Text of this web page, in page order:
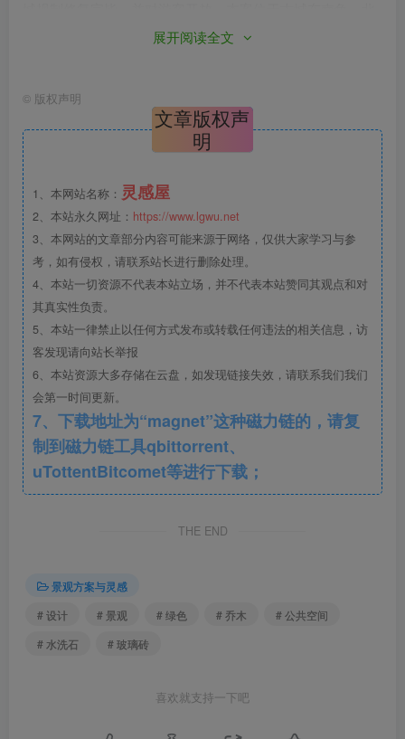
邻和阳街，南邻仓门街，西邻李怀角街，东邻东门大巷。挖
次设计的挑战，也激发出团队敏锐的觉知和历史责任感——
让古老的街区活过来。如何让古城重新生机勃勃，人群络绎
不绝？从城市保护与更新入手，站在传统的河流里顺接自然
而然的现代生活方式，才能复活历史街区悠久的文化生活。
项目初始需要慎重看待保留与改变的关系，在进行系统性的
思考后，我们希望从流线系统，风貌修复系统，文化节点系
统，自然系统四个方便解决这一复杂问题。
厚重的文化沉淀及市井生活氛围是这片街区的灵魂，而
残存文物与历史建筑，老包台，电线杆，高音喇叭及老物料
可以很好地预的过去。设计希望引导人们对街区文化的保护
与尊重。大同传统民居是大同古城的文化载体，是古城传统
生活的写照，保护大同历史街区, 体验原汁原味的⼤同古城⽂
化体验。基于文化传承、城市功能提升、居民需求的升级，
为广府角历史街区赋予居住、商业配套，重新焕发活力。打
造宜居宜业宜游生活片区。体现大同历史文化名城特色与人
街巷空间废弃严重，所以如何控制好整体街区的风貌和融入
化特征，现场破坏严重。我们把包台分为两大类别，功能性
与重构类。
并根据现场残留的老材料进行重新组合，并加入雨水管理系
展开阅读全文
© 版权声明
文章版权声
明
1、本网站名称： 灵感屋
2、本站永久网址： https://www.lgwu.net
3、本网站的文章部分内容可能来源于网络，仅供大家学习与参
考，如有侵权，请联系站长进行删除处理。
4、本站一切资源不代表本站立场，并不代表本站赞同其观点和对
其真实性负责。
5、本站一律禁止以任何方式发布或转载任何违法的相关信息，访
客发现请向站长举报
6、本站资源大多存储在云盘，如发现链接失效，请联系我们我们
会第一时间更新。
7、下载地址为“magnet”这种磁力链的，请复
制到磁力链工具qbittorrent、
uTottentBitcomet等进行下载；
THE END
景观方案与灵感
# 设计
# 景观 # 绿色 # 乔木
# 公共空间
# 水洗石
# 玻璃砖
喜欢就支持一下吧